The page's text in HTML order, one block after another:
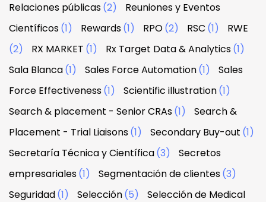
Relaciones públicas(2)
Reuniones y Eventos
Científicos(1) Rewards(1) RPO(2) RSC (1)
RWE
(2)
RX MARKET (1) Rx Target Data & Analytics(1)
Sala Blanca(1) Sales Force Automation(1)
Sales
Force Effectiveness(1) Scientific illustration(1)
Search & placement - Senior CRAs(1)
Search &
Placement - Trial Liaisons(1) Secondary Buy-out (1)
Secretaría Técnica y Científica(3)
Secretos
empresariales(1) Segmentación de clientes(3)
Seguridad(1) Selección(5)
Selección de Medical